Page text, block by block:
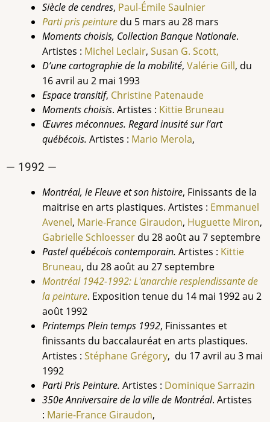
Siècle de cendres, Paul-ÉmileSaulnier
Parti pris peinture du 5 mars au 28 mars
Moments choisis, Collection Banque Nationale.
Artistes : Michel Leclair, Susan G. Scott,
D’une cartographie de la mobilité, Valérie Gill, du
16 avril au 2 mai 1993
Espace transitif, Christine Patenaude
Moments choisis. Artistes : Kittie Bruneau
Œuvres méconnues. Regard inusité sur l’art
québécois. Artistes : Mario Merola,
— 1992 —
Montréal, le Fleuve et son histoire, Finissants de la
maitrise en arts plastiques. Artistes : Emmanuel
Avenel, Marie-France Giraudon, Huguette Miron,
Gabrielle Schloesser du 28 août au 7 septembre
Pastel québécois contemporain. Artistes : Kittie
Bruneau, du 28 août au 27 septembre
Montréal 1942-1992: L'anarchie resplendissante de
la peinture. Exposition tenue du 14 mai 1992 au 2
août 1992
Printemps Plein temps 1992, Finissantes et
finissants du baccalauréat en arts plastiques.
Artistes : Stéphane Grégory, du 17 avril au 3 mai
1992
Parti Pris Peinture. Artistes : DominiqueSarrazin
350e Anniversaire de la ville de Montréal. Artistes
: Marie-France Giraudon,